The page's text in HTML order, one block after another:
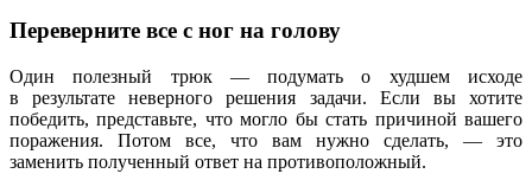
Переверните все с ног на голову
Один полезный трюк — подумать о худшем исходе
в результате неверного решения задачи. Если вы хотите
победить, представьте, что могло бы стать причиной вашего
поражения. Потом все, что вам нужно сделать, — это
заменить полученный ответ на противоположный.